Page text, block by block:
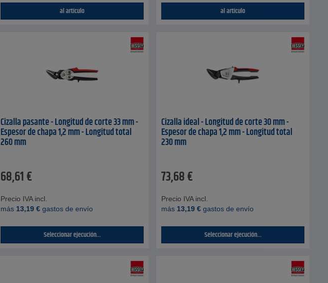
al artículo al artículo
Cizalla pasante - Longitud de corte 33 mm -
Espesor de chapa 1,2 mm - Longitud total
260 mm
68,61€
Precio IVA incl.
más 13,19 € gastos de envío
Seleccionar ejecución...
Cizalla ideal - Longitud de corte 30 mm -
Espesor de chapa 1,2 mm - Longitud total
230 mm
73,68€
Precio IVA incl.
más 13,19 € gastos de envío
Seleccionar ejecución...